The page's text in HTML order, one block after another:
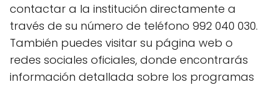
contactar a la institución directamente a
través de su número de teléfono 992 040 030.
También puedes visitar su página web o
redes sociales oficiales, donde encontrarás
información detallada sobre los programas